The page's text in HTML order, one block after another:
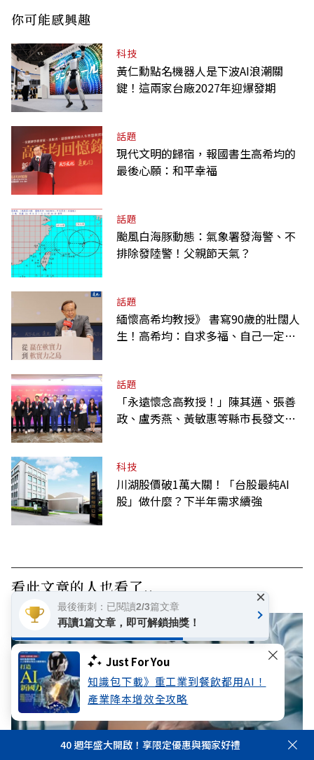
Just For You
知識包下載》重工業到餐飲都用AI！
產業降本增效全攻略
你可能感興趣
科技
黃仁勳點名機器人是下波AI浪潮關
鍵！這兩家台廠2027年迎爆發期
話題
現代文明的歸宿，報國書生高希均的
最後心願：和平幸福
話題
颱風白海豚動態：氣象署發海警、不
排除發陸警！父親節天氣？
話題
緬懷高希均教授》 書寫90歲的壯闊人
生！高希均：自求多福、自己一定要
話題
「永遠懷念高教授！」陳其邁、張善
政、盧秀燕、黃敏惠等縣市長發文弔
科技
川湖股價破1萬大關！「台股最純AI
股」做什麼？下半年需求續強
看此文章的人也看了..
40 週年盛大開啟！享限定優惠與獨家好禮
最後衝刺：已閱讀2/3篇文章
再讀1篇文章，即可解鎖抽獎！
×